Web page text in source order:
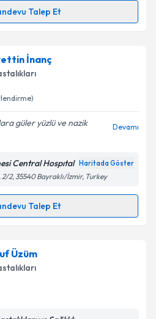
kabul ediyorum.
Talep Et
Talebi
için randevu takvimi talebi
randevu almanız için bir
e-posta ile bilgilendireceğiz.
işlenmesine ilişkin Aydınlatma
ve kişisel verilerimin belirtilen
kabul ediyorum.
İnanç
güler yüzlü ve nazik
Devamı
Central Hospıtal Haritada Göster
2/2, 35540 Bayraklı/İzmir, Turkey
Talep Et
Talebi
için randevu takvimi talebi
randevu almanız için bir
e-posta ile bilgilendireceğiz.
Üzüm